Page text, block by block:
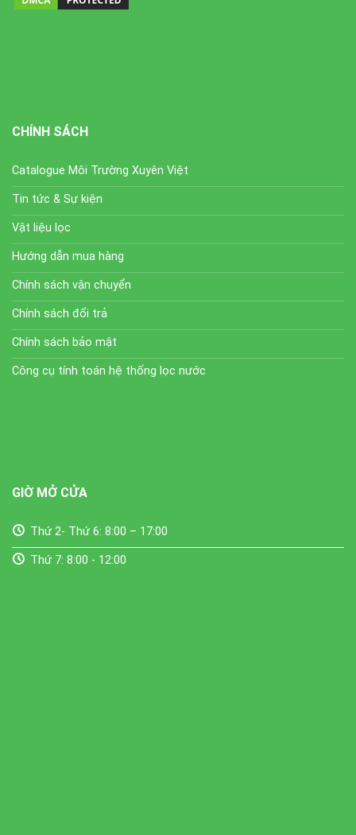
CHÍNH SÁCH
Catalogue Môi Trường Xuyên Việt
Tin tức & Sự kiện
Vật liệu lọc
Hướng dẫn mua hàng
Chính sách vận chuyển
Chính sách đổi trả
Chính sách bảo mật
Công cụ tính toán hệ thống lọc nước
GIỜ MỞ CỬA
Thứ 2- Thứ 6: 8:00 – 17:00
Thứ 7: 8:00 - 12:00